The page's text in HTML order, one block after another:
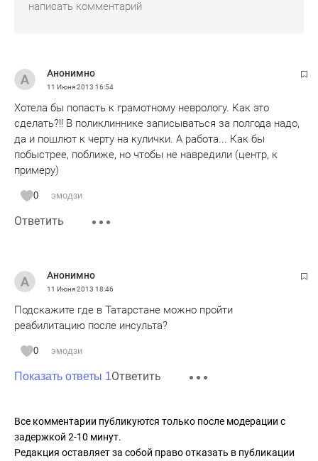
Анонимно
11 Июня 2013 16:54
Хотела бы попасть к грамотному неврологу. Как это
сделать?!! В поликлиннике записываться за полгода надо,
да и пошлют к черту на кулички. А работа... Как бы
побыстрее, поближе, но чтобы не навредили (центр, к
примеру)
0 эмодзи
Ответить
Анонимно
11 Июня 2013 18:46
Подскажите где в Татарстане можно пройти
реабилитацию после инсульта?
0 эмодзи
Показать ответы 1Ответить
Все комментарии публикуются только после модерации с
задержкой 2-10 минут.
Редакция оставляет за собой право отказать в публикации